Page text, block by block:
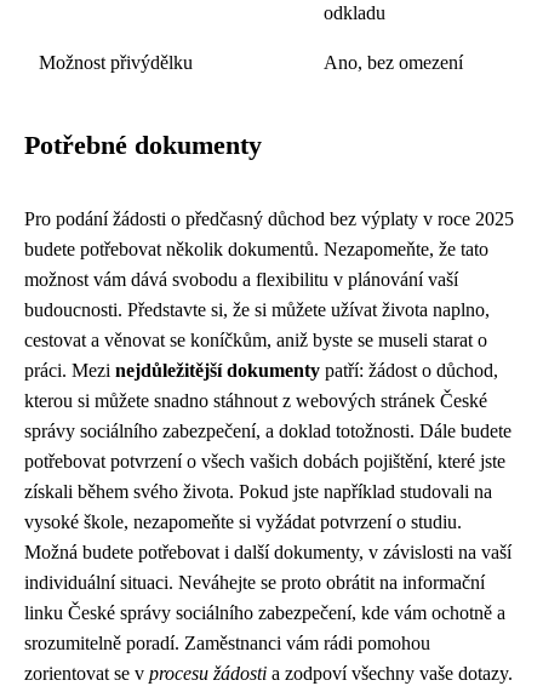
odkladu
Možnost přivýdělku Ano, bez omezení
Potřebné dokumenty
Pro podání žádosti o předčasný důchod bez výplaty v roce 2025
budete potřebovat několik dokumentů. Nezapomeňte, že tato
možnost vám dává svobodu a flexibilitu v plánování vaší
budoucnosti. Představte si, že si můžete užívat života naplno,
cestovat a věnovat se koníčkům, aniž byste se museli starat o
práci. Mezi nejdůležitější dokumenty patří: žádost o důchod,
kterou si můžete snadno stáhnout z webových stránek České
správy sociálního zabezpečení, a doklad totožnosti. Dále budete
potřebovat potvrzení o všech vašich dobách pojištění, které jste
získali během svého života. Pokud jste například studovali na
vysoké škole, nezapomeňte si vyžádat potvrzení o studiu.
Možná budete potřebovat i další dokumenty, v závislosti na vaší
individuální situaci. Neváhejte se proto obrátit na informační
linku České správy sociálního zabezpečení, kde vám ochotně a
srozumitelně poradí. Zaměstnanci vám rádi pomohou
zorientovat se v procesu žádosti a zodpoví všechny vaše dotazy.